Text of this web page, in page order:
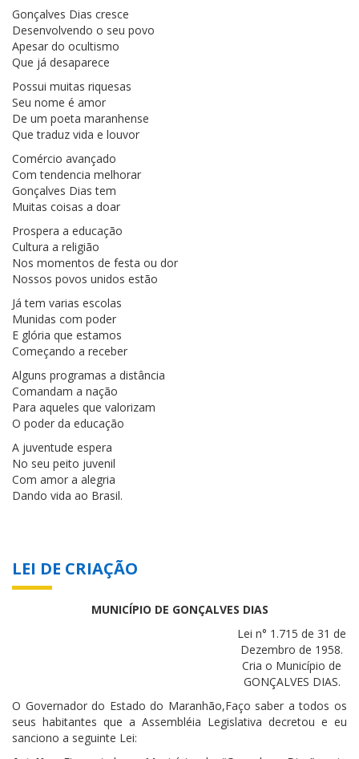
Gonçalves Dias cresce
Desenvolvendo o seu povo
Apesar do ocultismo
Que já desaparece
Possui muitas riquesas
Seu nome é amor
De um poeta maranhense
Que traduz vida e louvor
Comércio avançado
Com tendencia melhorar
Gonçalves Dias tem
Muitas coisas a doar
Prospera a educação
Cultura a religião
Nos momentos de festa ou dor
Nossos povos unidos estão
Já tem varias escolas
Munidas com poder
E glória que estamos
Começando a receber
Alguns programas a distância
Comandam a nação
Para aqueles que valorizam
O poder da educação
A juventude espera
No seu peito juvenil
Com amor a alegria
Dando vida ao Brasil.
LEI DE CRIAÇÃO
MUNICÍPIO DE GONÇALVES DIAS
Lei n° 1.715 de 31 de
Dezembro de 1958.
Cria o Município de
GONÇALVES DIAS.
O Governador do Estado do Maranhão,Faço saber a todos os
seus habitantes que a Assembléia Legislativa decretou e eu
sanciono a seguinte Lei: